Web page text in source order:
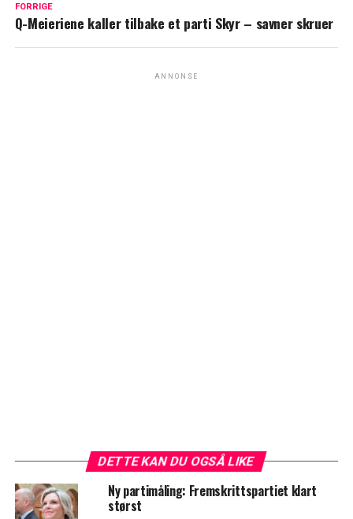
FORRIGE
Q-Meieriene kaller tilbake et parti Skyr – savner skruer
ANNONSE
DETTE KAN DU OGSÅ LIKE
Ny partimåling: Fremskrittspartiet klart
størst